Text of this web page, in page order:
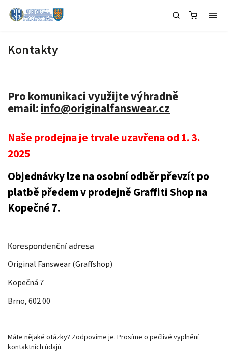
Kontakty
Pro komunikaci využijte výhradně
email:info@originalfanswear.cz
Naše prodejna je trvale uzavřena od 1. 3.
2025
Objednávky lze na osobní odběr převzít po
platbě předem v prodejně Graffiti Shop na
Kopečné 7.
Korespondenční adresa
Original Fanswear (Graffshop)
Kopečná 7
Brno, 602 00
Máte nějaké otázky? Zodpovíme je. Prosíme o pečlivé vyplnění
kontaktních údajů.